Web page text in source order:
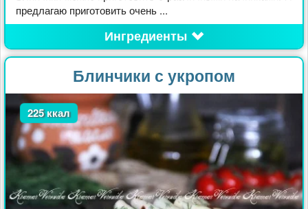
предлагаю приготовить очень ...
Ингредиенты
Блинчики с укропом
225 ккал